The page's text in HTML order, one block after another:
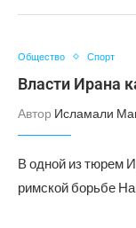
Общество Спорт
Власти Ирана
Автор Исламали
В одной из тюрем
римской борьбе